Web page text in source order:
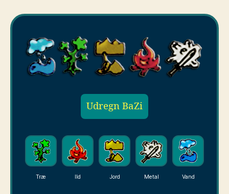
Udregn BaZi
Træ Ild Jord Metal Vand